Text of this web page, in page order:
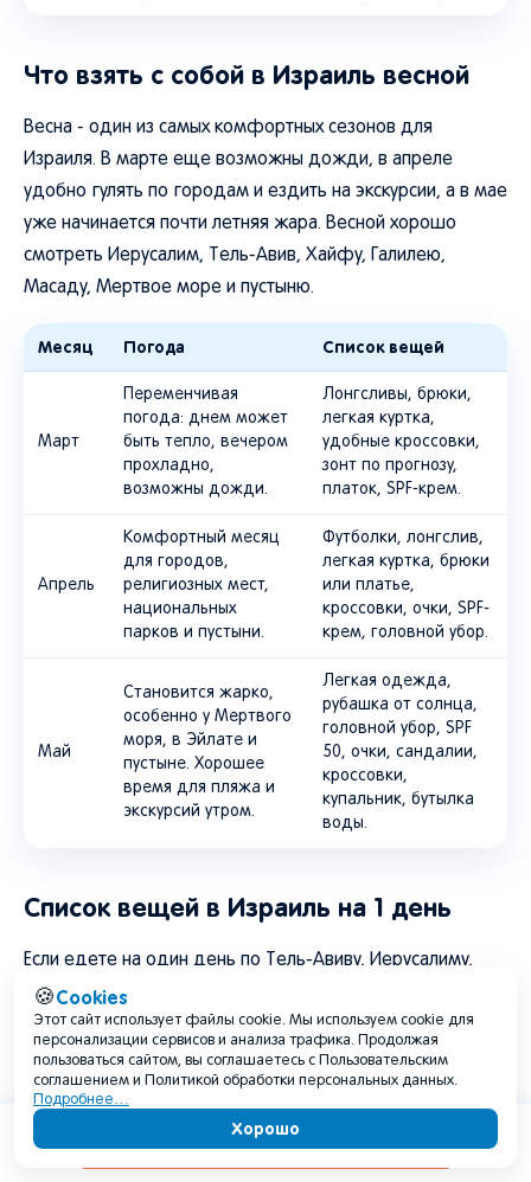
Что взять с собой в Израиль весной
Весна - один из самых комфортных сезонов для
Израиля. В марте еще возможны дожди, в апреле
удобно гулять по городам и ездить на экскурсии, а в мае
уже начинается почти летняя жара. Весной хорошо
смотреть Иерусалим, Тель-Авив, Хайфу, Галилею,
Масаду, Мертвое море и пустыню.
Месяц Погода Список вещей
Март
Переменчивая
погода: днем может
быть тепло, вечером
прохладно,
возможны дожди.
Лонгсливы, брюки,
легкая куртка,
удобные кроссовки,
зонт по прогнозу,
платок, SPF-крем.
Апрель
Комфортный месяц
для городов,
религиозных мест,
национальных
парков и пустыни.
Футболки, лонгслив,
легкая куртка, брюки
или платье,
кроссовки, очки, SPF-
крем, головной убор.
Май
Становится жарко,
особенно у Мертвого
моря, в Эйлате и
пустыне. Хорошее
время для пляжа и
экскурсий утром.
Легкая одежда,
рубашка от солнца,
головной убор, SPF
50, очки, сандалии,
кроссовки,
купальник, бутылка
воды.
Список вещей в Израиль на 1 день
Если едете на один день по Тель-Авиву, Иерусалиму,
Яффо, Хайфе, Акко, к Мертвому морю, на Масаду, в
Эйлат или на обзорную экскурсию, возьмите:
Содержание
🍪Cookies
Этот сайт использует файлы cookie. Мы используем cookie для
персонализации сервисов и анализа трафика. Продолжая
пользоваться сайтом, вы соглашаетесь с Пользовательским
соглашением и Политикой обработки персональных данных.
Подробнее…
Хорошо